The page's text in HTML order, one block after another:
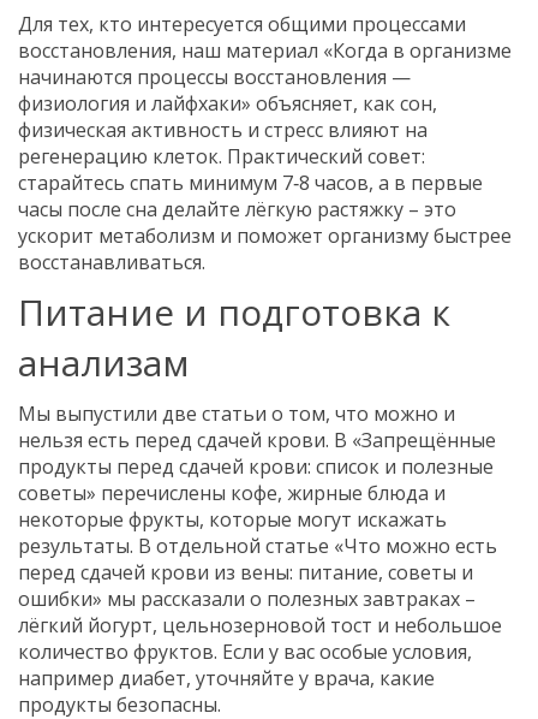
Для тех, кто интересуется общими процессами
восстановления, наш материал «Когда в организме
начинаются процессы восстановления —
физиология и лайфхаки» объясняет, как сон,
физическая активность и стресс влияют на
регенерацию клеток. Практический совет:
старайтесь спать минимум 7‑8 часов, а в первые
часы после сна делайте лёгкую растяжку – это
ускорит метаболизм и поможет организму быстрее
восстанавливаться.
Питание и подготовка к
анализам
Мы выпустили две статьи о том, что можно и
нельзя есть перед сдачей крови. В «Запрещённые
продукты перед сдачей крови: список и полезные
советы» перечислены кофе, жирные блюда и
некоторые фрукты, которые могут искажать
результаты. В отдельной статье «Что можно есть
перед сдачей крови из вены: питание, советы и
ошибки» мы рассказали о полезных завтраках –
лёгкий йогурт, цельнозерновой тост и небольшое
количество фруктов. Если у вас особые условия,
например диабет, уточняйте у врача, какие
продукты безопасны.